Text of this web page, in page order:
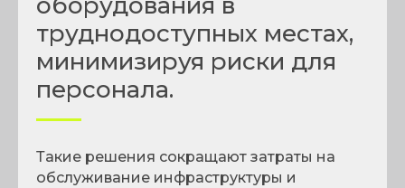
труднодоступных местах,
минимизируя риски для
персонала.
Такие решения сокращают затраты на
обслуживание инфраструктуры и